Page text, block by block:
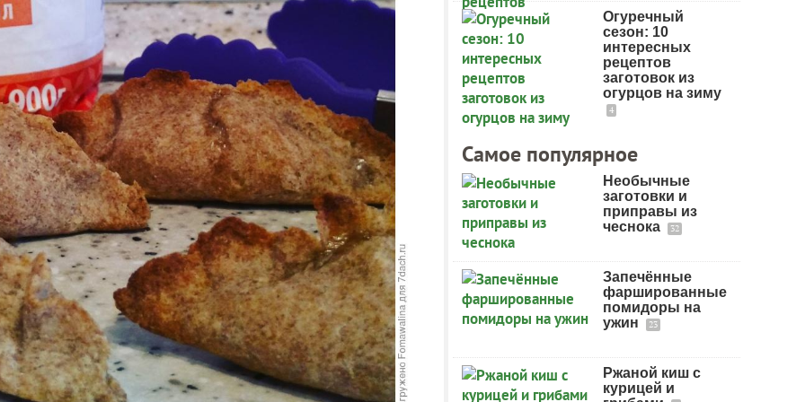
Огуречный
сезон: 10
интересных
рецептов
заготовок из
огурцов на зиму
4
Самое популярное
Необычные
заготовки и
приправы из
чеснока
32
Запечённые
фаршированные
помидоры на
ужин
23
Ржаной киш с
курицей и